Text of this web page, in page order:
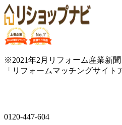
※2021年2月リフォーム産業新聞
「リフォームマッチングサイト
0120-447-604